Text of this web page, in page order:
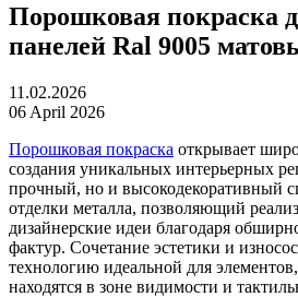
Порошковая покраска
панелей Ral 9005
11.02.2026
06 April 2026
Порошковая покраска открывает
создания уникальных интерьерных
прочный, но и высокодекоративный
отделки металла, позволяющий
дизайнерские идеи благодаря
фактур. Сочетание эстетики и
технологию идеальной для
находятся в зоне видимости и